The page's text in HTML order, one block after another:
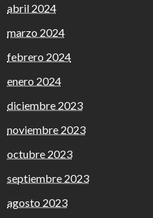
abril 2024
marzo 2024
febrero 2024
enero 2024
diciembre 2023
noviembre 2023
octubre 2023
septiembre 2023
agosto 2023